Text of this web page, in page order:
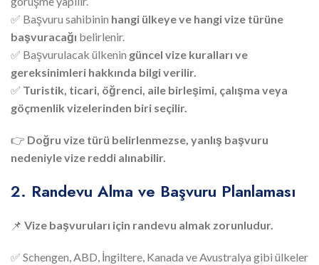
✅ Başvuru sahibinin hangi ülkeye ve hangi vize türüne
başvuracağı belirlenir.
✅ Başvurulacak ülkenin güncel vize kuralları ve
gereksinimleri hakkında bilgi verilir.
✅ Turistik, ticari, öğrenci, aile birleşimi, çalışma veya
göçmenlik vizelerinden biri seçilir.
👉 Doğru vize türü belirlenmezse, yanlış başvuru
nedeniyle vize reddi alınabilir.
2. Randevu Alma ve Başvuru Planlaması
📌 Vize başvuruları için randevu almak zorunludur.
✅ Schengen, ABD, İngiltere, Kanada ve Avustralya gibi ülkeler